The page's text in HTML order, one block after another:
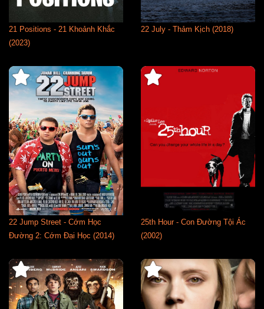
21 Positions - 21 Khoảnh Khắc
(2023)
22 July - Thảm Kịch (2018)
22 Jump Street - Cớm Học
Đường 2: Cớm Đại Học (2014)
25th Hour - Con Đường Tội Ác
(2002)